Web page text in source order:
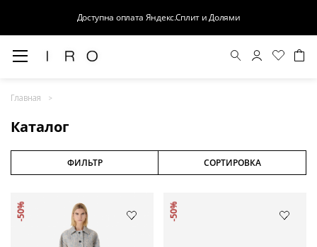
Доступна оплата Яндекс.Сплит и Долями
Главная
Каталог
ФИЛЬТР СОРТИРОВКА
-50% -50%